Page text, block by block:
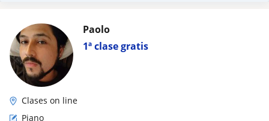
1ª clase gratis
Paolo
Clases on line
Piano